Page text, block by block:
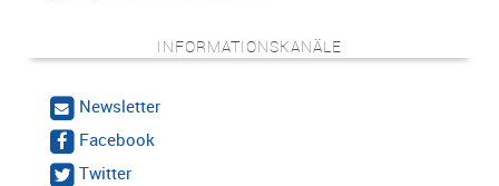
INFORMATIONSKANÄLE
Newsletter
Facebook
Twitter